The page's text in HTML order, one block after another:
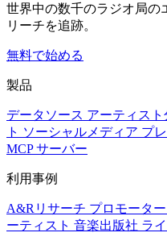
世界中の数千のラジオ局の
リーチを追跡。
無料で始める
製品
データソース アーティスト
ト ソーシャルメディア プ
MCP サーバー
利用事例
A&Rリサーチ プロモーター
ーティスト 音楽出版社 ラ